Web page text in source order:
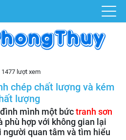
1477 lượt xem
chép chất lượng và kém
lượng
mình một bức tranh sơn
phù hợp với không gian lại
quan tâm và tìm hiểu